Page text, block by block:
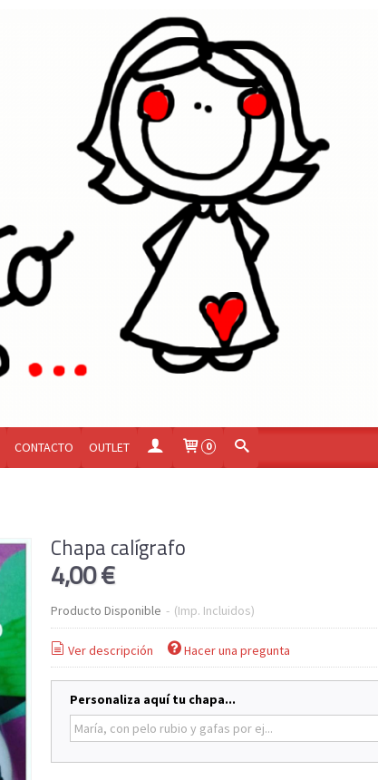
CONTACTO OUTLET 0
Chapa calígrafo
4,00 €
Producto Disponible - (Imp. Incluidos)
Ver descripción Hacer una pregunta
Personaliza aquí tu chapa...